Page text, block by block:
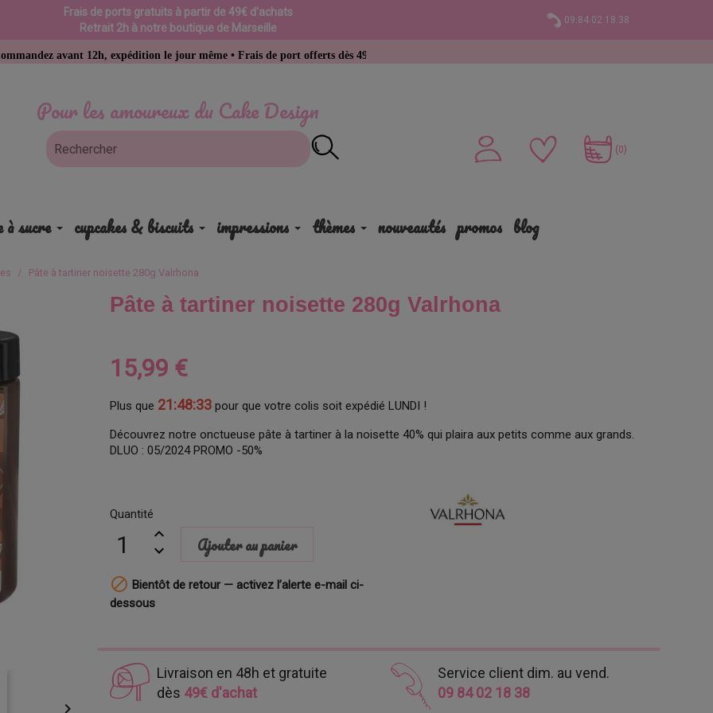
Frais de ports gratuits à partir de 49€ d'achats
Retrait 2h à notre boutique de Marseille
09.84.02.18.38
Pour les amoureux du Cake Design
12h, expédition le jour même • Frais de port offerts dès 49 € d’achat
(0)
à sucre cupcakes & biscuits impressions thèmes nouveautés promos blog
Pâte à tartiner noisette 280g Valrhona

Pâte à tartiner noisette 280g Valrhona
15,99 €
Plus que 21:48:32 pour que votre colis soit expédié LUNDI !
Découvrez notre onctueuse pâte à tartiner à la noisette 40% qui plaira aux petits comme aux grands.
DLUO : 05/2024 PROMO -50%
Quantité
Ajouter au panier
 Bientôt de retour — activez l’alerte e-mail ci-
dessous
Livraison en 48h et gratuite
dès 49€ d'achat
Service client dim. au vend.
09 84 02 18 38